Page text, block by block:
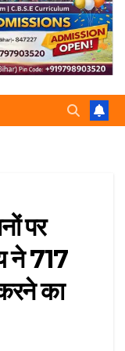
पर
ने 717
का